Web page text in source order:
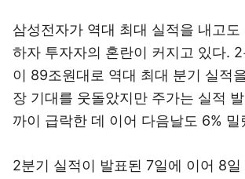
삼성전자가 역대 최대 실적을 내고
하자 투자자의 혼란이 커지고 있다.
이 89조원대로 역대 최대 분기 실적
장 기대를 웃돌았지만 주가는 실적
까이 급락한 데 이어 다음날도 6% 밀
2분기 실적이 발표된 7일에 이어 8일